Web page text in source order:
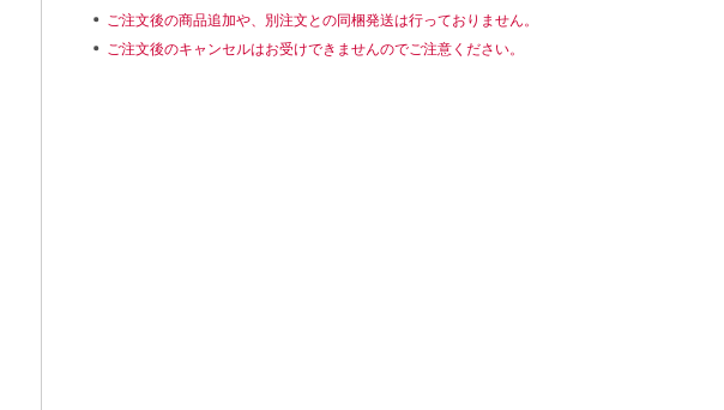
ご注文後の商品追加や、別注文との同梱発送は行っておりません。
ご注文後のキャンセルはお受けできませんのでご注意ください。